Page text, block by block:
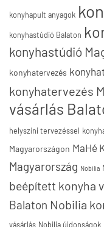
konyhapult anyagok
konyhastúdió Balaton
konyhastúdió
konyhatervezés
konyhatervezés
vásárlás
helyszíni tervezéssel
Magyarországon MaHé
Magyarország Nobilia
beépített konyha
Balaton Nobilia
vásárlás Nobilia újdonságok